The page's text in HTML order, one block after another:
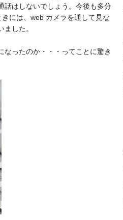
話はしないでしょう。今後も多分
には、web カメラを通して見な
した。
ったのか・・・ってことに驚き